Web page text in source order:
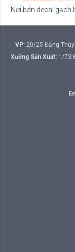
Nơi bán decal gạch
VP:20/25 Đặng Thùy
Xưởng Sản Xuất: 1/7S